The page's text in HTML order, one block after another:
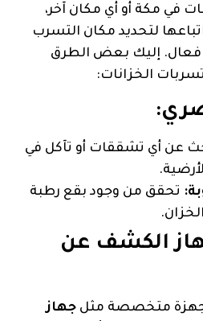
في مكة أو أي مكان آخر،
لتحديد مكان التسرب
إليك بعض الطرق
الخزانات:
عن أي تشققات أو تآكل في
تحقق من وجود بقع رطبة
الكشف عن
متخصصة مثل جهاز